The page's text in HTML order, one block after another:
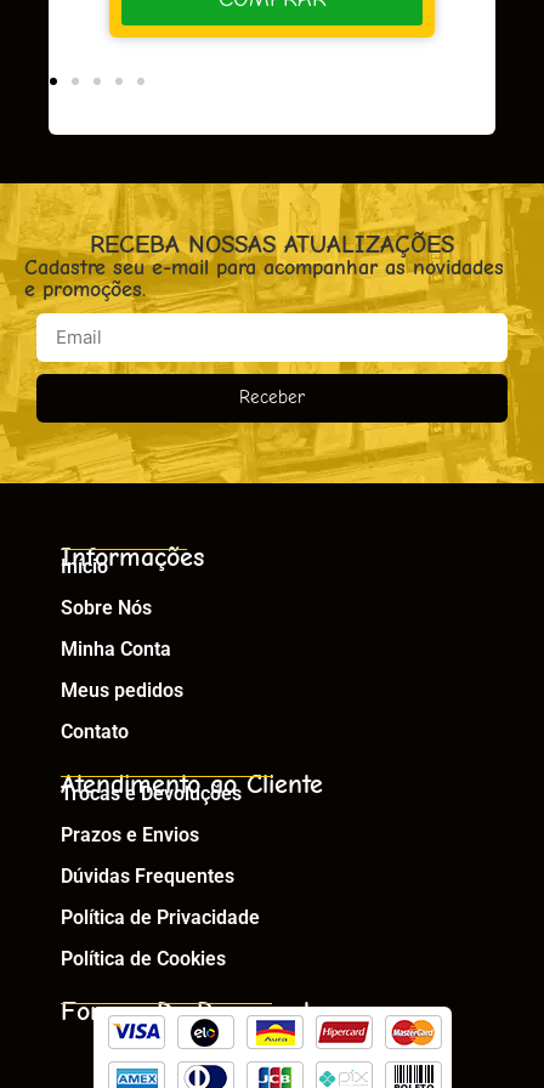
RECEBA NOSSAS ATUALIZAÇÕES
Cadastre seu e-mail para acompanhar as novidades
e promoções.
Receber
Informações
Início
Sobre Nós
Minha Conta
Meus pedidos
Contato
Atendimento ao Cliente
Trocas e Devoluções
Prazos e Envios
Dúvidas Frequentes
Política de Privacidade
Política de Cookies
Formas De Pagamento